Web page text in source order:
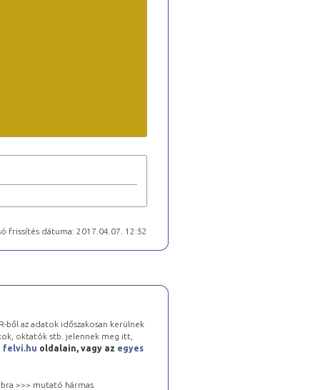
frissítés dátuma: 2017.04.07. 12:52
ből az adatok időszakosan kerülnek
oktatók stb. jelennek meg itt,
felvi.hu oldalain, vagy az egyes
>>> mutató hármas